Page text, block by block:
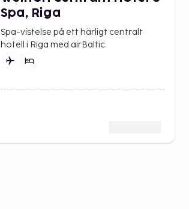
Spa, Riga
Spa-vistelse på ett härligt centralt
hotell i Riga med airBaltic